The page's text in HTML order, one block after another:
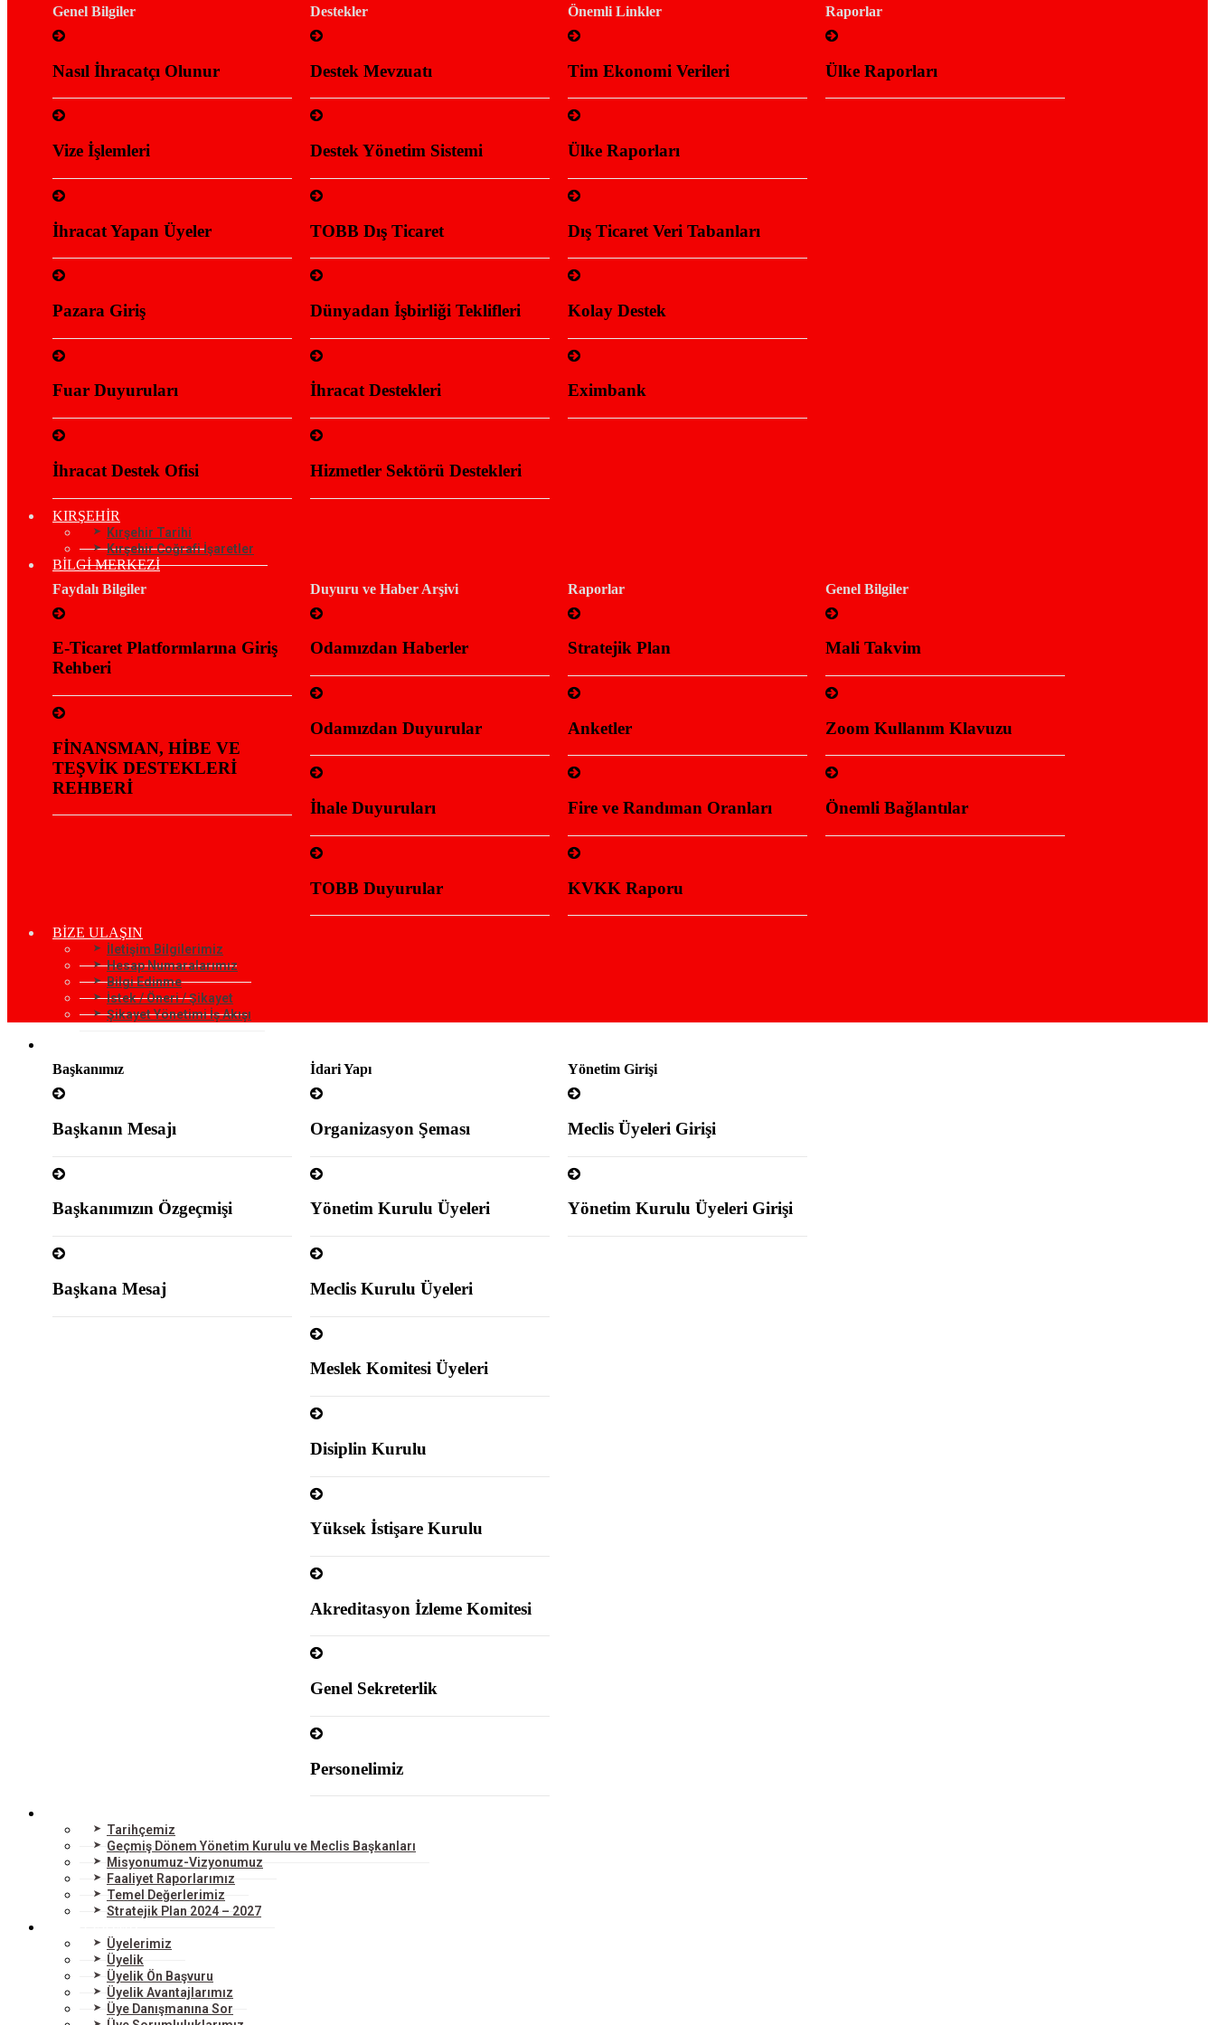
Genel Bilgiler
Nasıl İhracatçı Olunur
Vize İşlemleri
İhracat Yapan Üyeler
Pazara Giriş
Fuar Duyuruları
İhracat Destek Ofisi
Destekler
Destek Mevzuatı
Destek Yönetim Sistemi
TOBB Dış Ticaret
Dünyadan İşbirliği Teklifleri
İhracat Destekleri
Hizmetler Sektörü Destekleri
Önemli Linkler
Tim Ekonomi Verileri
Ülke Raporları
Dış Ticaret Veri Tabanları
Kolay Destek
Eximbank
Raporlar
Ülke Raporları
KIRŞEHİR
Kırşehir Tarihi
Kırşehir Coğrafi İşaretler
BİLGİ MERKEZİ
Faydalı Bilgiler
E-Ticaret Platformlarına Giriş
Rehberi
FİNANSMAN, HİBE VE
TEŞVİK DESTEKLERİ
REHBERİ
Duyuru ve Haber Arşivi
Odamızdan Haberler
Odamızdan Duyurular
İhale Duyuruları
TOBB Duyurular
Raporlar
Stratejik Plan
Anketler
Fire ve Randıman Oranları
KVKK Raporu
Genel Bilgiler
Mali Takvim
Zoom Kullanım Klavuzu
Önemli Bağlantılar
BİZE ULAŞIN
İletişim Bilgilerimiz
Hesap Numaralarımız
Bilgi Edinme
İstek / Öneri / Şikayet
Şikayet Yönetimi İş Akışı
Başkanımız
Başkanın Mesajı
Başkanımızın Özgeçmişi
Başkana Mesaj
İdari Yapı
Organizasyon Şeması
Yönetim Kurulu Üyeleri
Meclis Kurulu Üyeleri
Meslek Komitesi Üyeleri
Disiplin Kurulu
Yüksek İstişare Kurulu
Akreditasyon İzleme Komitesi
Genel Sekreterlik
Personelimiz
Yönetim Girişi
Meclis Üyeleri Girişi
Yönetim Kurulu Üyeleri Girişi
Tarihçemiz
Geçmiş Dönem Yönetim Kurulu ve Meclis Başkanları
Misyonumuz-Vizyonumuz
Faaliyet Raporlarımız
Temel Değerlerimiz
Stratejik Plan 2024 – 2027
Üyelerimiz
Üyelik
Üyelik Ön Başvuru
Üyelik Avantajlarımız
Üye Danışmanına Sor